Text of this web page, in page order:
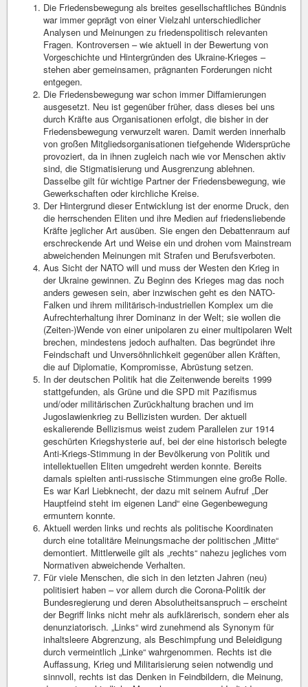
Die Friedensbewegung als breites gesellschaftliches Bündnis
war immer geprägt von einer Vielzahl unterschiedlicher
Analysen und Meinungen zu friedenspolitisch relevanten
Fragen. Kontroversen – wie aktuell in der Bewertung von
Vorgeschichte und Hintergründen des Ukraine-Krieges –
stehen aber gemeinsamen, prägnanten Forderungen nicht
entgegen.
Die Friedensbewegung war schon immer Diffamierungen
ausgesetzt. Neu ist gegenüber früher, dass dieses bei uns
durch Kräfte aus Organisationen erfolgt, die bisher in der
Friedensbewegung verwurzelt waren. Damit werden innerhalb
von großen Mitgliedsorganisationen tiefgehende Widersprüche
provoziert, da in ihnen zugleich nach wie vor Menschen aktiv
sind, die Stigmatisierung und Ausgrenzung ablehnen.
Dasselbe gilt für wichtige Partner der Friedensbewegung, wie
Gewerkschaften oder kirchliche Kreise.
Der Hintergrund dieser Entwicklung ist der enorme Druck, den
die herrschenden Eliten und ihre Medien auf friedensliebende
Kräfte jeglicher Art ausüben. Sie engen den Debattenraum auf
erschreckende Art und Weise ein und drohen vom Mainstream
abweichenden Meinungen mit Strafen und Berufsverboten.
Aus Sicht der NATO will und muss der Westen den Krieg in
der Ukraine gewinnen. Zu Beginn des Krieges mag das noch
anders gewesen sein, aber inzwischen geht es den NATO-
Falken und ihrem militärisch-industriellen Komplex um die
Aufrechterhaltung ihrer Dominanz in der Welt; sie wollen die
(Zeiten-)Wende von einer unipolaren zu einer multipolaren Welt
brechen, mindestens jedoch aufhalten. Das begründet ihre
Feindschaft und Unversöhnlichkeit gegenüber allen Kräften,
die auf Diplomatie, Kompromisse, Abrüstung setzen.
In der deutschen Politik hat die Zeitenwende bereits 1999
stattgefunden, als Grüne und die SPD mit Pazifismus
und/oder militärischen Zurückhaltung brachen und im
Jugoslawienkrieg zu Bellizisten wurden. Der aktuell
eskalierende Bellizismus weist zudem Parallelen zur 1914
geschürten Kriegshysterie auf, bei der eine historisch belegte
Anti-Kriegs-Stimmung in der Bevölkerung von Politik und
intellektuellen Eliten umgedreht werden konnte. Bereits
damals spielten anti-russische Stimmungen eine große Rolle.
Es war Karl Liebknecht, der dazu mit seinem Aufruf „Der
Hauptfeind steht im eigenen Land“ eine Gegenbewegung
ermuntern konnte.
Aktuell werden links und rechts als politische Koordinaten
durch eine totalitäre Meinungsmache der politischen „Mitte“
demontiert. Mittlerweile gilt als „rechts“ nahezu jegliches vom
Normativen abweichende Verhalten.
Für viele Menschen, die sich in den letzten Jahren (neu)
politisiert haben – vor allem durch die Corona-Politik der
Bundesregierung und deren Absolutheitsanspruch – erscheint
der Begriff links nicht mehr als aufklärerisch, sondern eher als
denunziatorisch. „Links“ wird zunehmend als Synonym für
inhaltsleere Abgrenzung, als Beschimpfung und Beleidigung
durch vermeintlich „Linke“ wahrgenommen. Rechts ist die
Auffassung, Krieg und Militarisierung seien notwendig und
sinnvoll, rechts ist das Denken in Feindbildern, die Meinung,